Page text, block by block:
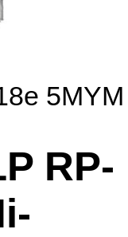
5MYM
RP-